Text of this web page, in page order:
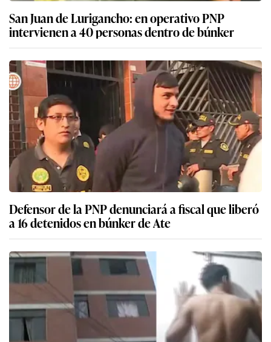
San Juan de Lurigancho: en operativo PNP
intervienen a 40 personas dentro de búnker
Defensor de la PNP denunciará a fiscal que liberó
a 16 detenidos en búnker de Ate